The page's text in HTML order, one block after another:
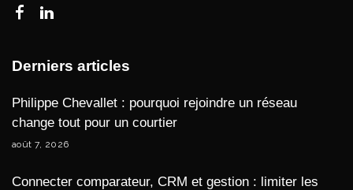
Derniers articles
Philippe Chevallet : pourquoi rejoindre un réseau
change tout pour un courtier
août 7, 2026
Connecter comparateur, CRM et gestion : limiter les